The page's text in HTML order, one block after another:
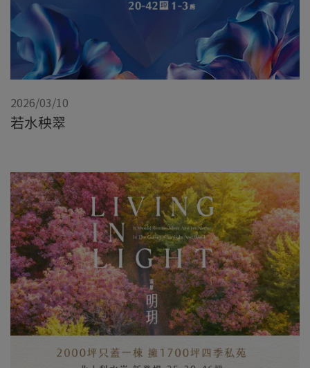
2026/03/10
若水秧翠